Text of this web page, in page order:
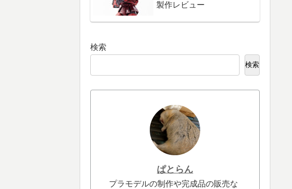
製作レビュー
検索
検索
ぱとらん
プラモデルの制作や完成品の販売な